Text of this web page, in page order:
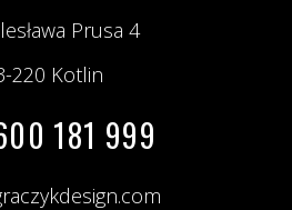
Prusa 4
220 Kotlin
181 999